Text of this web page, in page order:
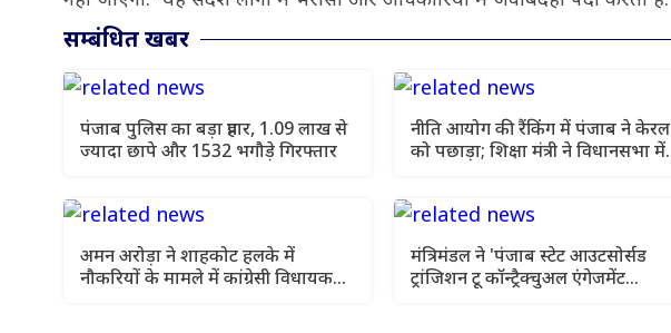
सम्बंधित खबर
पंजाब पुलिस का बड़ा प्रहार, 1.09 लाख से
ज्यादा छापे और 1532 भगौड़े गिरफ्तार
नीति आयोग की रैंकिंग में पंजाब ने केरल
को पछाड़ा; शिक्षा मंत्री ने विधानसभा में
अमन अरोड़ा ने शाहकोट हलके में
नौकरियों के मामले में कांग्रेसी विधायक
मंत्रिमंडल ने 'पंजाब स्टेट आउटसोर्सड
ट्रांजिशन टू कॉन्ट्रैक्चुअल एंगेजमेंट